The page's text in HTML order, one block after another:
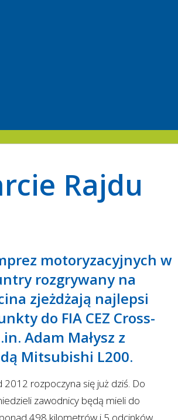
Rajdu
motoryzacyjnych w
rozgrywany na
zjeżdżają najlepsi
do FIA CEZ Cross-
Adam Małysz z
Mitsubishi L200.
2012 rozpoczyna się już dziś. Do
zawodnicy będą mieli do
498 kilometrów i 5 odcinków